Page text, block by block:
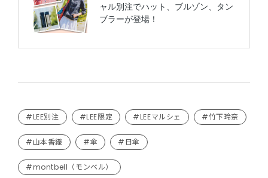
#LEE別注 #LEE限定 #LEEマルシェ #竹下玲奈
#山本香織 #傘 #日傘
#montbell（モンベル）